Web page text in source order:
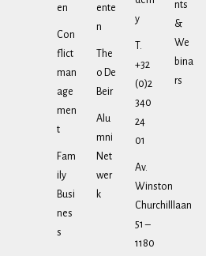
en
Con
flict
man
age
men
t
Fam
ily
Busi
nes
s
ente
n
The
o De
Beir
Alu
mni
Net
wer
k
y
T.
+32
(0)2
340
24
01
Av.
Winston
Churchilllaan
51 –
1180
nts
&
We
bina
rs